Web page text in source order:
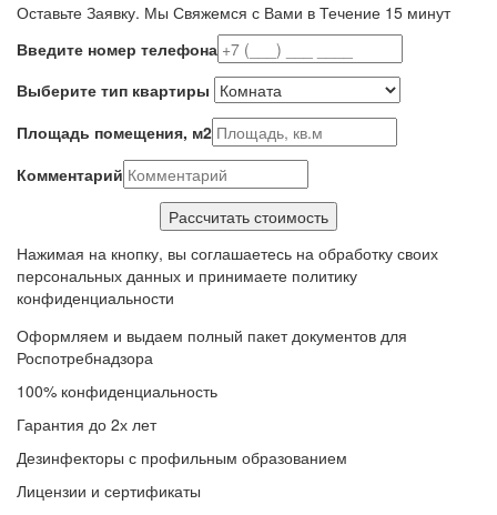
Оставьте Заявку. Мы Свяжемся с Вами в Течение 15 минут
Введите номер телефона
Выберите тип квартиры
Площадь помещения, м2
Комментарий
Нажимая на кнопку, вы соглашаетесь на обработку своих
персональных данных и принимаете политику
конфиденциальности
Оформляем и выдаем полный пакет документов для
Роспотребнадзора
100% конфиденциальность
Гарантия до 2х лет
Дезинфекторы с профильным образованием
Лицензии и сертификаты